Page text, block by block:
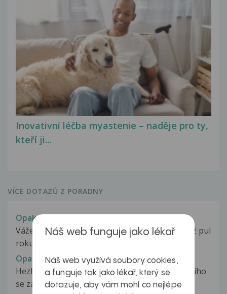
Inovativní léčba myastenie – naděje pro ty,
kteří ji...
VÍCE DOTAZŮ Z PORADNY
Opakující se zánět kyčle a kolene
Vážený pane doktore, od listopadu 2013 tedy již pul
roku mě trápí opakující...
Opakující se zánět močových cest
Hezký den, obracím se na vás ohledně opakujícího
se zánětu moč.cest. Nikdy...
Náš web funguje jako lékař
Náš web využívá soubory cookies,
a funguje tak jako lékař, který se
dotazuje, aby vám mohl co nejlépe